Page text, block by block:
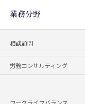
業務分野
相談顧問
労務コンサルティング